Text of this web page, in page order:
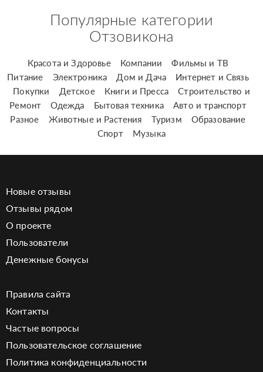
Популярные категории
Отзовикона
Красота и Здоровье Компании
Фильмы и ТВ
Питание
Электроника Дом и Дача
Интернет и Связь
Покупки
Детское Книги и Пресса
Строительство и
Ремонт
Одежда Бытовая техника
Авто и транспорт
Разное
Животные и Растения Туризм
Образование
Спорт
Музыка
Новые отзывы
Отзывы рядом
О проекте
Пользователи
Денежные бонусы
Правила сайта
Контакты
Частые вопросы
Пользовательское соглашение
Политика конфиденциальности